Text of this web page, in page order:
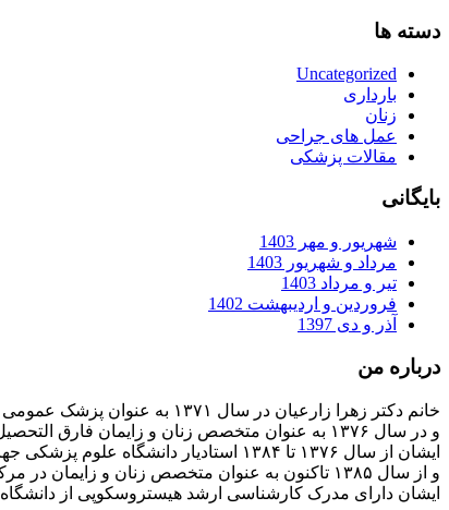
دسته ها
Uncategorized
بارداری
زنان
عمل های جراحی
مقالات پزشکی
بایگانی
شهریور و مهر 1403
مرداد و شهریور 1403
تیر و مرداد 1403
فروردین و اردیبهشت 1402
آذر و دی 1397
درباره من
خانم دکتر زهرا زارعیان در سال ۱۳۷۱ به عنوان پزشک عمومی از دانشگاه علوم پزشکی فارغ التحصیل شدند
و در سال ۱۳۷۶ به عنوان متخصص زنان و زایمان فارق التحصیل شدند
ایشان از سال ۱۳۷۶ تا ۱۳۸۴ استادیار دانشگاه علوم پزشکی جهرم بودند
و از سال ۱۳۸۵ تاکنون به عنوان متخصص زنان و زایمان در مرکز IVF بیمارستان پارسیان فعالیت دارند.
ایشان دارای مدرک کارشناسی ارشد هیستروسکوپی از